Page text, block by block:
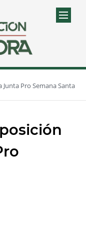
Pro Semana Santa